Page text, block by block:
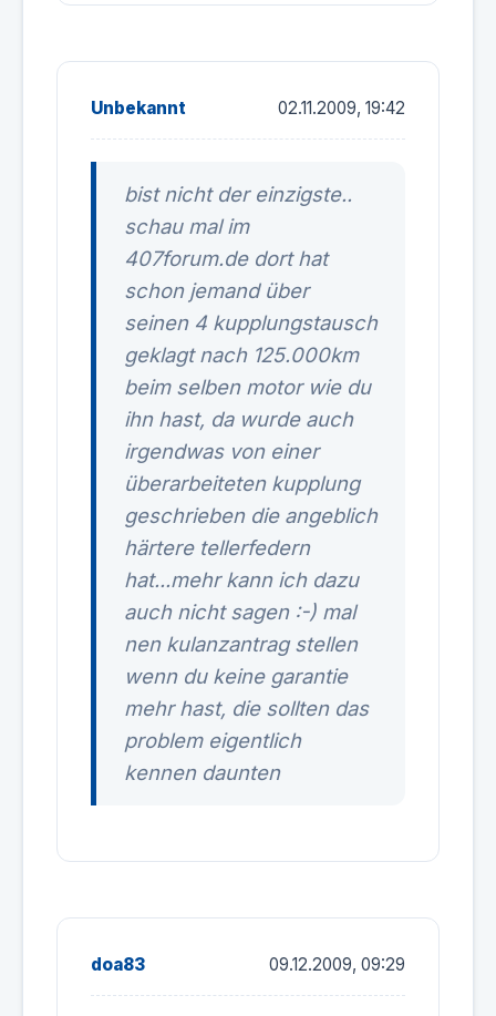
Unbekannt 02.11.2009, 19:42
bist nicht der einzigste..
schau mal im
407forum.de dort hat
schon jemand über
seinen 4 kupplungstausch
geklagt nach 125.000km
beim selben motor wie du
ihn hast, da wurde auch
irgendwas von einer
überarbeiteten kupplung
geschrieben die angeblich
härtere tellerfedern
hat...mehr kann ich dazu
auch nicht sagen :-) mal
nen kulanzantrag stellen
wenn du keine garantie
mehr hast, die sollten das
problem eigentlich
kennen daunten
doa83 09.12.2009, 09:29